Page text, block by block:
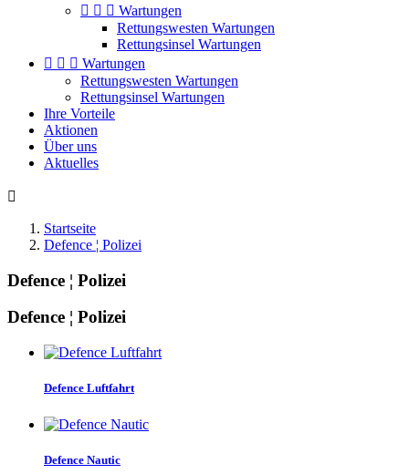
   Wartungen
Rettungswesten Wartungen
Rettungsinsel Wartungen
   Wartungen
Rettungswesten Wartungen
Rettungsinsel Wartungen
Ihre Vorteile
Aktionen
Über uns
Aktuelles

Startseite
Defence ¦ Polizei
Polzeiausrüstungen
more... less
Defence ¦ Polizei
Defence ¦ Polizei
Defence Luftfahrt
Defence Nautic